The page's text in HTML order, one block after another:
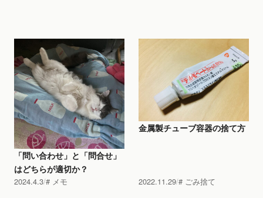
「問い合わせ」と「問合せ」
はどちらが適切か？
2024.4.3 メモ
金属製チューブ容器の捨て方
2022.11.29 ごみ捨て